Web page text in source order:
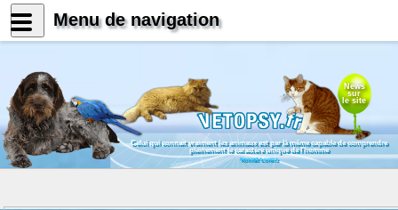
News
sur
le site
Celui qui connait vraiment les animaux est par là même capable de comprendre
pleinement le caractère unique de l'homme
Konrad Lorenz
Menu de navigation